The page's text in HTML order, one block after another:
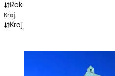
Rok
Kraj
Kraj